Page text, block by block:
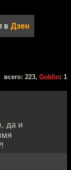
в Дзен
всего: 223, Goblin: 1
да и